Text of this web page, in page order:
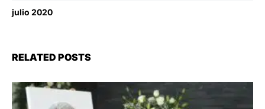
julio 2020
RELATED POSTS